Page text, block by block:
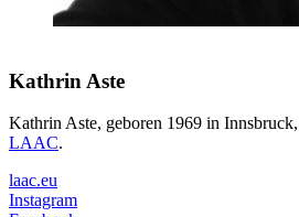
Kathrin Aste
Kathrin Aste, geboren 1969 in
LAAC.
laac.eu
Instagram